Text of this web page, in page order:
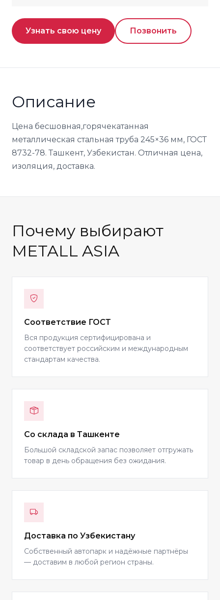
Узнать свою цену Позвонить
Описание
Цена бесшовная,горячекатанная
металлическая стальная труба 245×36 мм, ГОСТ
8732-78. Ташкент, Узбекистан. Отличная цена,
изоляция, доставка.
Почему выбирают
METALL ASIA
Соответствие ГОСТ
Вся продукция сертифицирована и
соответствует российским и международным
стандартам качества.
Со склада в Ташкенте
Большой складской запас позволяет отгружать
товар в день обращения без ожидания.
Доставка по Узбекистану
Собственный автопарк и надёжные партнёры
— доставим в любой регион страны.